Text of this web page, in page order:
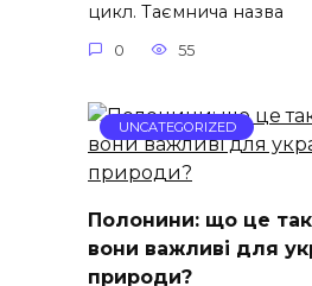
цикл. Таємнича назва
0 55
UNCATEGORIZED
Полонини: що це
вони важливі для
природи?